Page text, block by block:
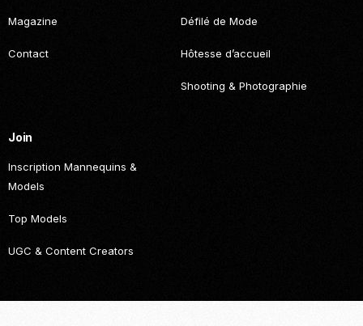
Magazine
Contact
Défilé de Mode
Hôtesse d’accueil
Shooting & Photographie
Join
Inscription Mannequins &
Models
Top Models
UGC & Content Creators